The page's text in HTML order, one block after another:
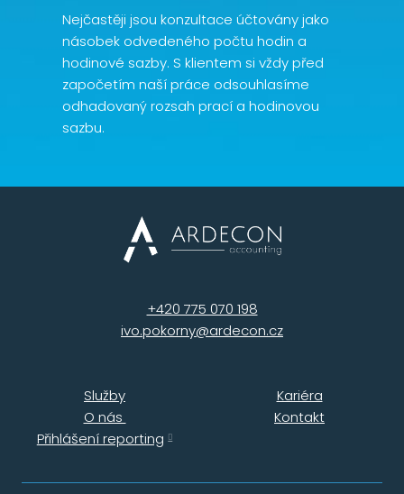
Nejčastěji jsou konzultace účtovány jako
násobek odvedeného počtu hodin a
hodinové sazby. S klientem si vždy před
započetím naší práce odsouhlasíme
odhadovaný rozsah prací a hodinovou
sazbu.
+420 775 070 198
ivo.pokorny@ardecon.cz
Služby
O nás
Přihlášení reporting
Kariéra
Kontakt